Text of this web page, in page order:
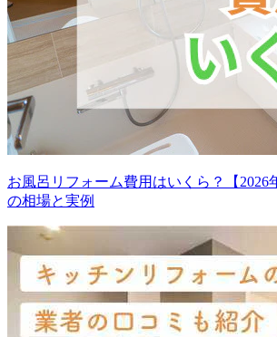
お風呂リフォーム費用はいくら？【2026
の相場と実例